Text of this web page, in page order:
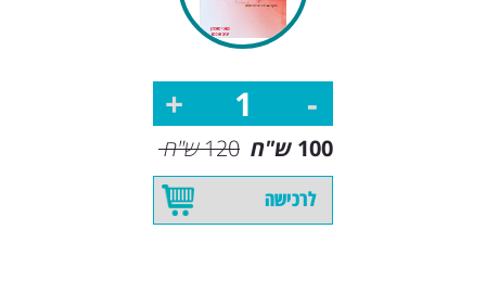
120ש"ח 100 ש"ח
לרכישה